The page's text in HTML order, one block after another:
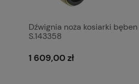
Dźwignia noża kosiarki
S.143358
1 609,00 zł